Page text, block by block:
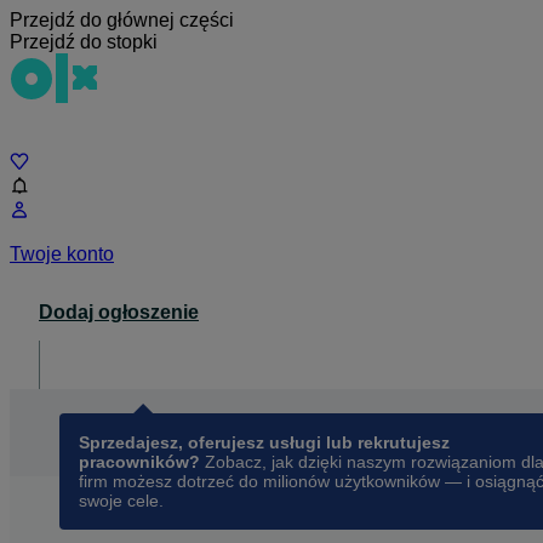
Przejdź do głównej części
Przejdź do stopki
Twoje konto
Dodaj ogłoszenie
Sprzedajesz, oferujesz usługi lub rekrutujesz
pracowników? Zobacz, jak dzięki naszym rozwiązaniom dla
firm możesz dotrzeć do milionów użytkowników — i osiągnąć
swoje cele.